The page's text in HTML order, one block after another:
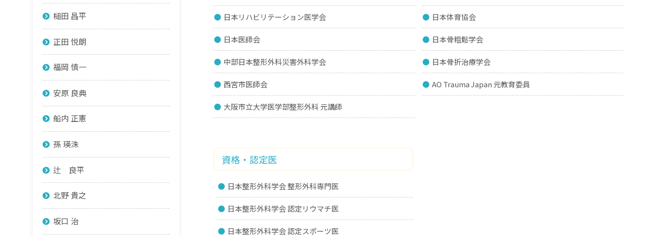
日本リハビリテーション医学会 日本体育協会
日本医師会 日本骨粗鬆学会
中部日本整形外科災害外科学会 日本骨折治療学会
西宮市医師会 AO Trauma Japan 元教育委員
大阪市立大学医学部整形外科 元講師
資格・認定医
日本整形外科学会 整形外科専門医
日本整形外科学会 認定リウマチ医
日本整形外科学会 認定スポーツ医
槌田 昌平
正田 悦朗
福岡 慎一
安原 良典
船内 正憲
孫 瑛洙
辻 良平
北野 貴之
坂口 治